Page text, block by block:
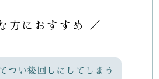
方におすすめ ／
つい後回しにしてしまう